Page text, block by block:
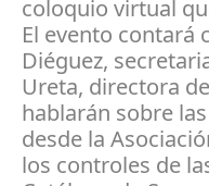
coloquio virtual
El evento contará
Diéguez,
Ureta, directora
hablarán sobre
desde la
los controles de